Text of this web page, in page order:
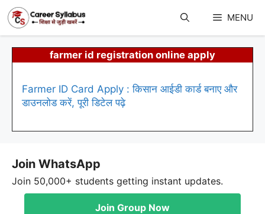
content
MENU
farmer id registration online apply
Farmer ID Card Apply : किसान आईडी कार्ड बनाए और
डाउनलोड करें, पूरी डिटेल पढ़े
Join WhatsApp
Join 50,000+ students getting instant updates.
Join Group Now